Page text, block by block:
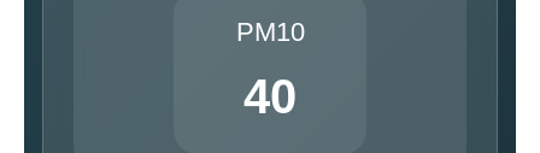
PM10
40